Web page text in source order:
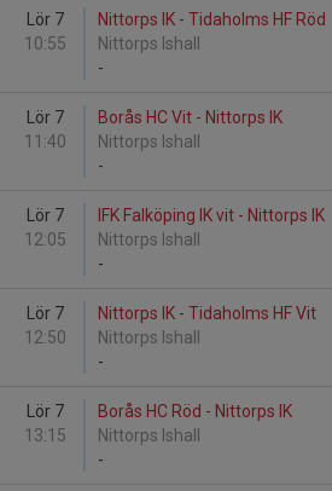
Lör 7
10:55
Nittorps IK - Tidaholms HF Röd
Nittorps Ishall
-
Lör 7
11:40
Borås HC Vit - Nittorps IK
Nittorps Ishall
-
Lör 7
12:05
IFK Falköping IK vit - Nittorps IK
Nittorps Ishall
-
Lör 7
12:50
Nittorps IK - Tidaholms HF Vit
Nittorps Ishall
-
Lör 7
13:15
Borås HC Röd - Nittorps IK
Nittorps Ishall
-